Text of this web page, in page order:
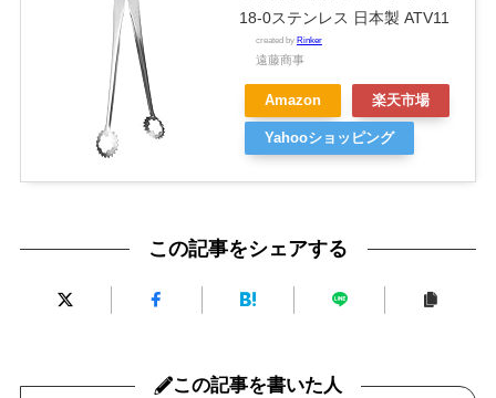
18-0ステンレス 日本製 ATV11
created by Rinker
遠藤商事
Amazon 楽天市場
Yahooショッピング
この記事をシェアする
この記事を書いた人